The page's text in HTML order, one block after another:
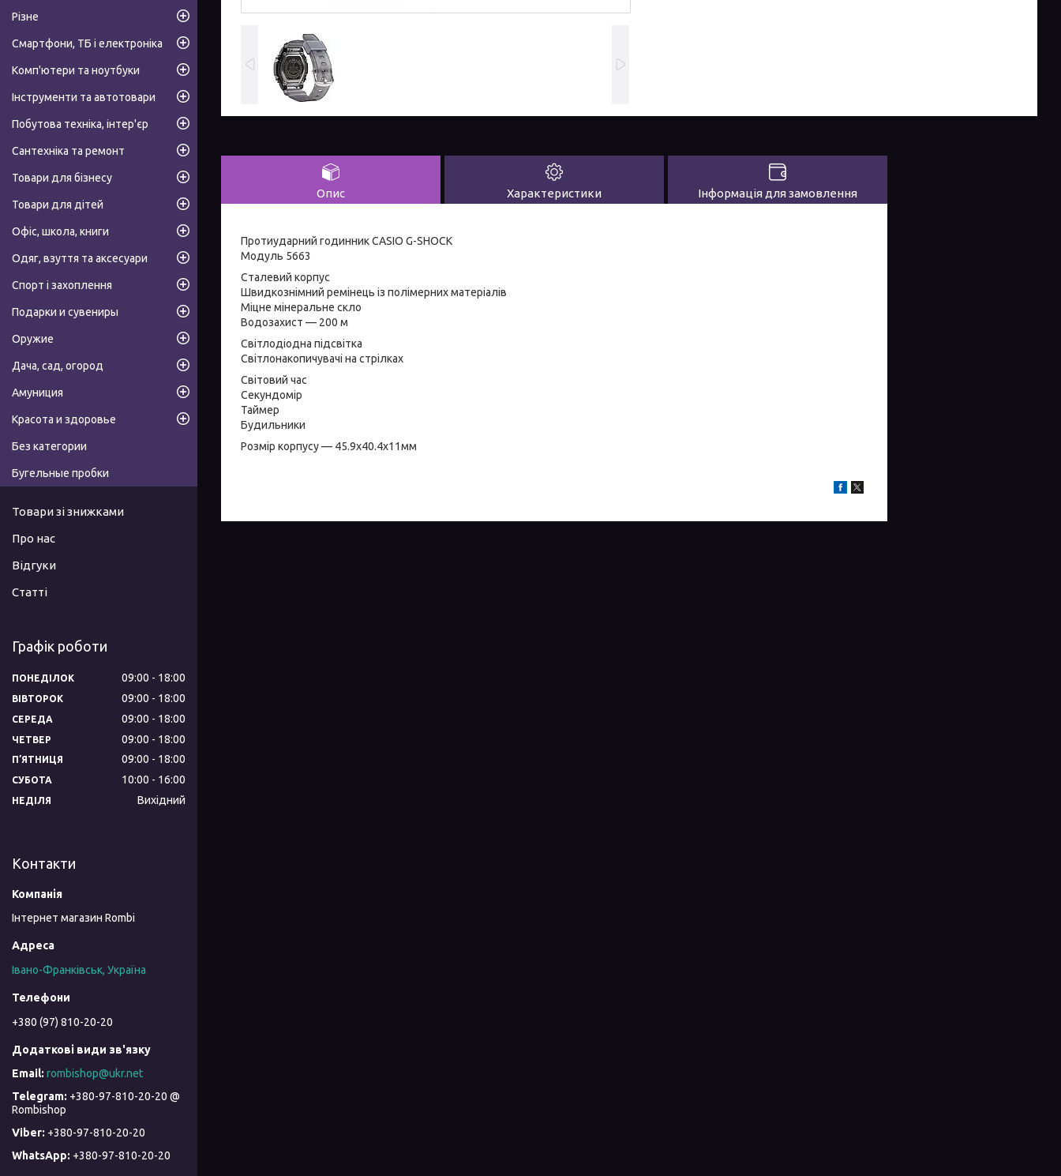
Опис Характеристики Інформація для замовлення
Протиударний годинник CASIO G-SHOCK
Модуль 5663
Сталевий корпус
Швидкознімний ремінець із полімерних матеріалів
Міцне мінеральне скло
Водозахист — 200 м
Світлодіодна підсвітка
Світлонакопичувачі на стрілках
Світовий час
Секундомір
Таймер
Будильники
Розмір корпусу — 45.9х40.4х11мм
Різне
Смартфони, ТБ і електроніка
Комп'ютери та ноутбуки
Інструменти та автотовари
Побутова техніка, інтер'єр
Сантехніка та ремонт
Товари для бізнесу
Товари для дітей
Офіс, школа, книги
Одяг, взуття та аксесуари
Спорт і захоплення
Подарки и сувениры
Оружие
Дача, сад, огород
Амуниция
Красота и здоровье
Без категории
Бугельные пробки
Товари зі знижками
Про нас
Відгуки
Статті
Графік роботи
ПОНЕДІЛОК 09:00 18:00
ВІВТОРОК 09:00 18:00
СЕРЕДА 09:00 18:00
ЧЕТВЕР 09:00 18:00
ПʼЯТНИЦЯ 09:00 18:00
СУБОТА 10:00 16:00
НЕДІЛЯ Вихідний
Контакти
Інтернет магазин Rombi
Івано-Франківськ, Україна
+380 (97) 810-20-20
rombishop@ukr.net
+380-97-810-20-20 @
Rombishop
+380-97-810-20-20
+380-97-810-20-20